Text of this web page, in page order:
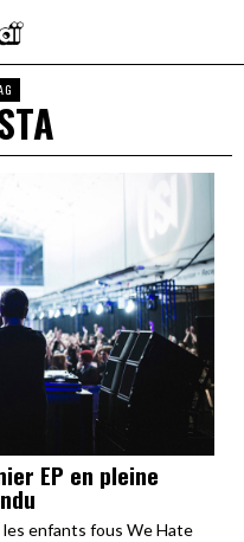
EP en pleine
les enfants fous We Hate